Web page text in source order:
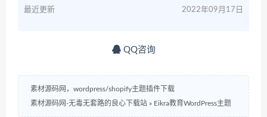
最近更新 2022年09月17日
QQ咨询
素材源码网，wordpress/shopify主题插件下载
素材源码网-无毒无套路的良心下载站 » Eikra教育WordPress主题